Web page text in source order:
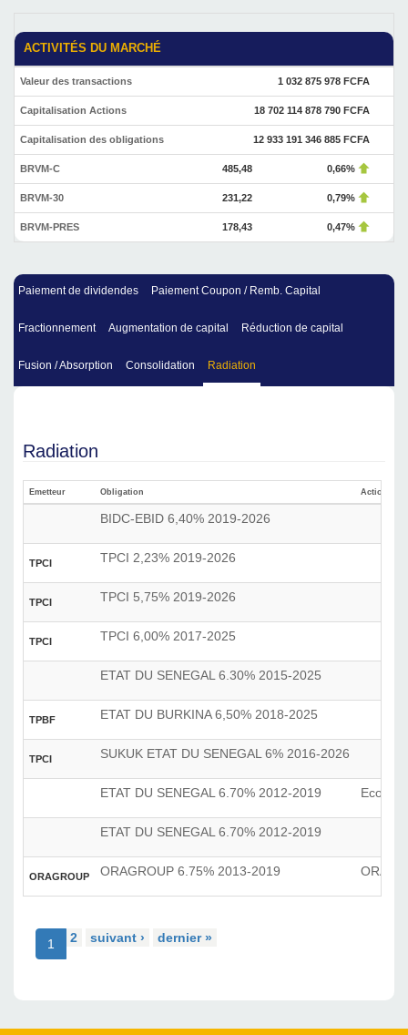
ACTIVITÉS DU MARCHÉ
Valeur des transactions 1 032 875 978 FCFA
Capitalisation Actions 18 702 114 878 790 FCFA
Capitalisation des obligations 12 933 191 346 885 FCFA
BRVM-C 485,48 0,66%
BRVM-30 231,22 0,79%
BRVM-PRES 178,43 0,47%
Paiement de dividendes Paiement Coupon / Remb. Capital
Fractionnement Augmentation de capital Réduction de capital
Fusion / Absorption Consolidation Radiation
Radiation
Emetteur Obligation Action
BIDC-EBID 6,40% 2019-2026
TPCI TPCI 2,23% 2019-2026
TPCI TPCI 5,75% 2019-2026
TPCI TPCI 6,00% 2017-2025
ETAT DU SENEGAL 6.30% 2015-2025
TPBF ETAT DU BURKINA 6,50% 2018-2025
TPCI SUKUK ETAT DU SENEGAL 6% 2016-2026
ETAT DU SENEGAL 6.70% 2012-2019
ETAT DU SENEGAL 6.70% 2012-2019
ORAGROUP ORAGROUP 6.75% 2013-2019
1 2 suivant › dernier »